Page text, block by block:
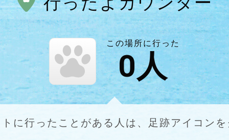
この場所に行った
0人
に行ったことがある人は、足跡アイコン